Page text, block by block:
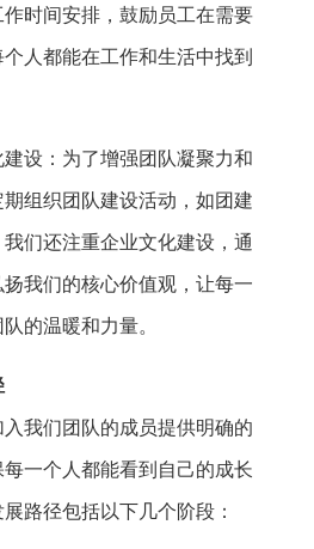
时间安排，鼓励员工在需要
人都能在工作和生活中找到
设：为了增强团队凝聚力和
组织团队建设活动，如团建
们还注重企业文化建设，通
我们的核心价值观，让每一
的温暖和力量。
我们团队的成员提供明确的
一个人都能看到自己的成长
路径包括以下几个阶段：